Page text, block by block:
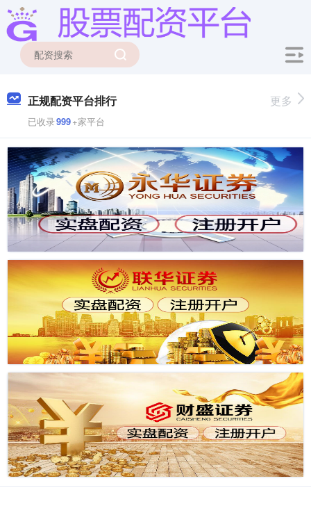
正规配资平台排行
已收录999+家平台
更多